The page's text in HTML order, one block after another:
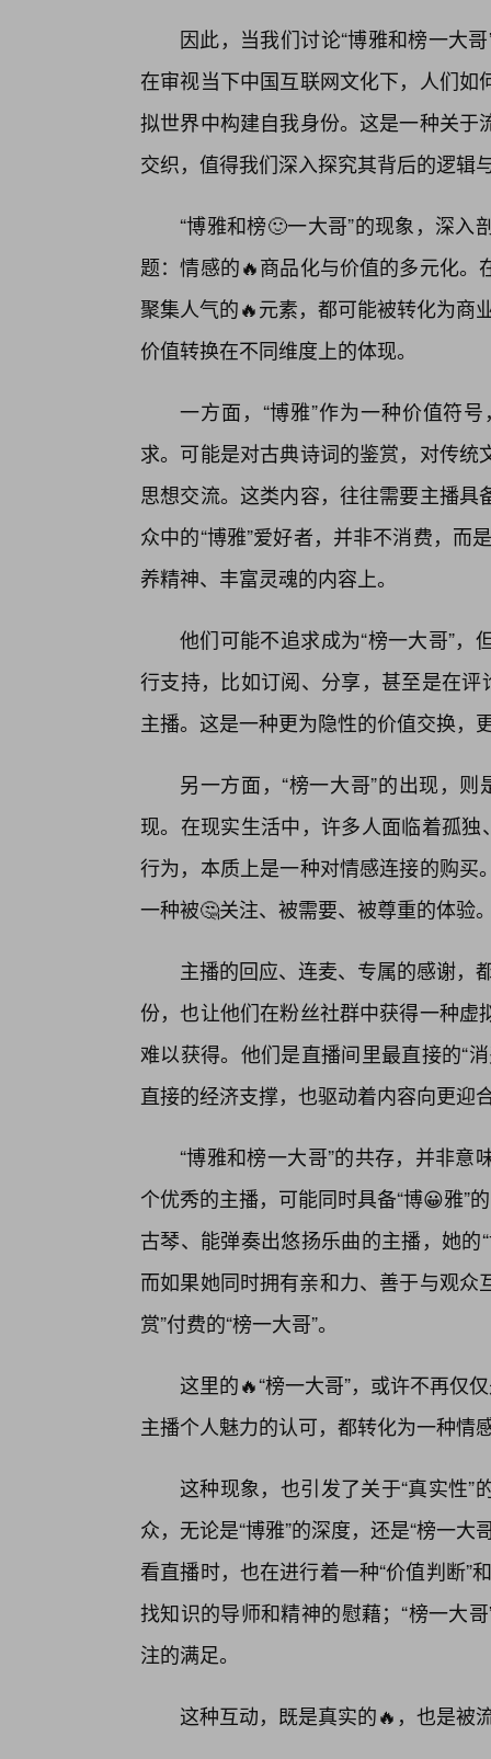
因此，当我们讨论“博雅和榜一大
在审视当下中国互联网文化下，人们
拟世界中构建自我身份。这是一种关
交织，值得我们深入探究其背后的逻辑
“博雅和榜🙂一大哥”的现象，深
题：情感的🔥商品化与价值的多元化
聚集人气的🔥元素，都可能被转化为商
价值转换在不同维度上的体现。
一方面，“博雅”作为一种价值符
求。可能是对古典诗词的鉴赏，对传
思想交流。这类内容，往往需要主播
众中的“博雅”爱好者，并非不消费，而
养精神、丰富灵魂的内容上。
他们可能不追求成为“榜一大哥”
行支持，比如订阅、分享，甚至是在
主播。这是一种更为隐性的价值交换，
另一方面，“榜一大哥”的出现，则
现。在现实生活中，许多人面临着孤
行为，本质上是一种对情感连接的购
一种被🤔关注、被需要、被尊重的体验
主播的回应、连麦、专属的感谢，
份，也让他们在粉丝社群中获得一种
难以获得。他们是直播间里最直接的“
直接的经济支撑，也驱动着内容向更迎
“博雅和榜一大哥”的共存，并非
个优秀的主播，可能同时具备“博😀雅”
古琴、能弹奏出悠扬乐曲的主播，她
而如果她同时拥有亲和力、善于与观众
赏”付费的“榜一大哥”。
这里的🔥“榜一大哥”，或许不再仅
主播个人魅力的认可，都转化为一种情
这种现象，也引发了关于“真实性
众，无论是“博雅”的深度，还是“榜一
看直播时，也在进行着一种“价值判断”
找知识的导师和精神的慰藉；“榜一大
注的满足。
这种互动，既是真实的🔥，也是被